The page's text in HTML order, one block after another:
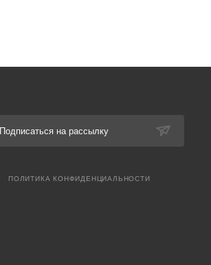
Подписаться на рассылку
ПОЛИТИКА КОНФИДЕНЦИАЛЬНОСТИ